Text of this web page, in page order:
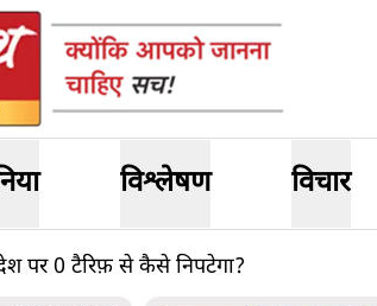
विश्लेषण विचार
पर 0 टैरिफ़ से कैसे निपटेगा?